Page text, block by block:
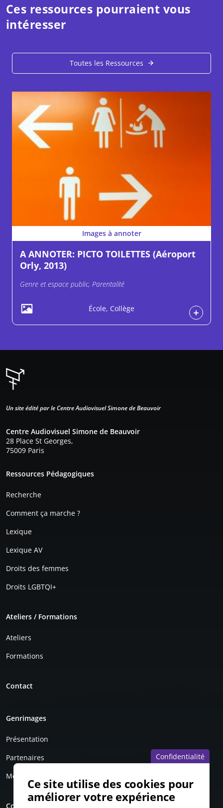
Ces ressources pourraient vous
intéresser
Toutes les Ressources
Images à annoter
A ANNOTER: PICTO TOILETTES (Aéroport
Orly, 2013)
Genre et espace public, Parentalité
École, Collège
Un site édité par le Centre Audiovisuel Simone de Beauvoir
Centre Audiovisuel Simone de Beauvoir
28 Place St Georges,
75009 Paris
Ressources Pédagogiques
Recherche
Comment ça marche ?
Lexique
Lexique AV
Droits des femmes
Droits LGBTQI+
Ateliers / Formations
Ateliers
Formations
Contact
Genrimages
Présentation
Partenaires
Mentions légales
Compte personnel
Confidentialité
Ce site utilise des cookies pour
améliorer votre expérience